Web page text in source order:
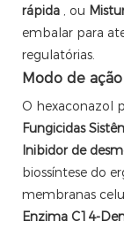
rápida , ou
embalar para
regulatórias.
Modo de
O hexaconazol
Fungicidas
Inibidor de
biossíntese do
membranas
Enzima C14-